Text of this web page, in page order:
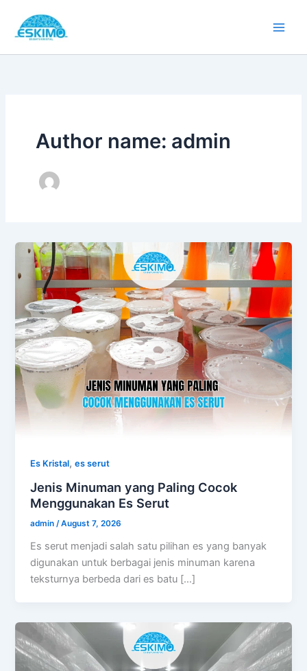
content
Author name: admin
Es Kristal,es serut
Jenis Minuman yang Paling Cocok
Menggunakan Es Serut
admin/August 7, 2026
Es serut menjadi salah satu pilihan es yang banyak
digunakan untuk berbagai jenis minuman karena
teksturnya berbeda dari es batu […]